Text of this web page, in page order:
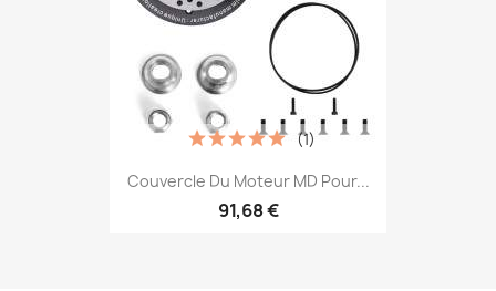
Couvercle Du Moteur MD Pour...
91,68 €
(1)